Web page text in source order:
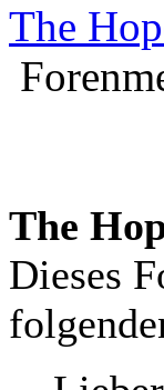
The
The
Dieses